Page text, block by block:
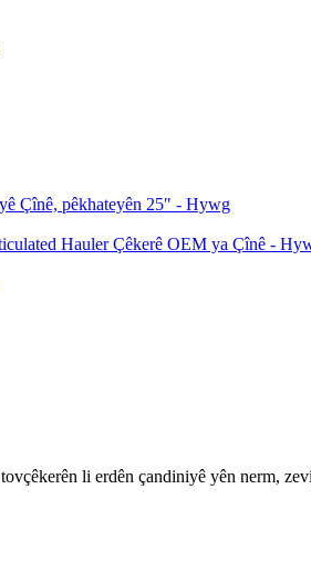
li erdên çandiniyê yên nerm,